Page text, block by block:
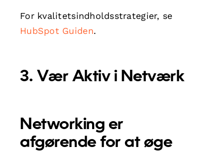
For kvalitetsindholdsstrategier, se
HubSpot Guiden.
3. Vær Aktiv i Netværk
Networking er
afgørende for at øge